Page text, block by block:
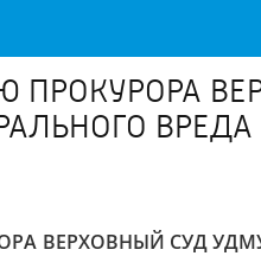
ПРОКУРОРА
ВЕРХОВНЫЙ СУД